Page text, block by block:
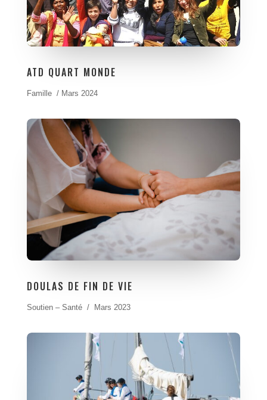
ATD QUART MONDE
Famille / Mars 2024
DOULAS DE FIN DE VIE
Soutien – Santé / Mars 2023